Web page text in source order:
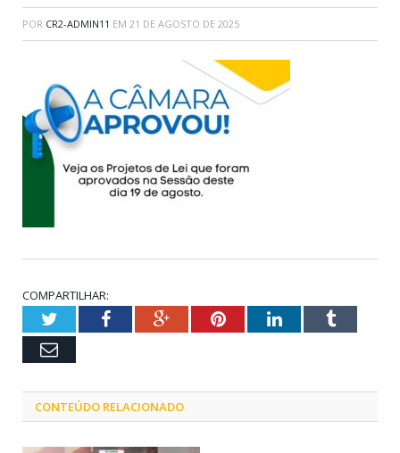
POR CR2-ADMIN11 EM 21 DE AGOSTO DE 2025
COMPARTILHAR:
TwitterFacebookGoogle+PinterestLinkedInTumblr
Email
CONTEÚDO RELACIONADO